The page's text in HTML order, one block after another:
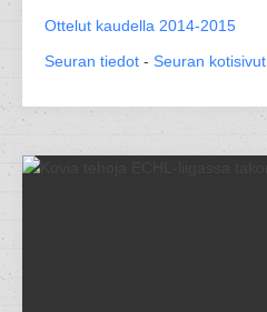
Ottelut kaudella 2014-2015
Seuran tiedot - Seuran kotisivut